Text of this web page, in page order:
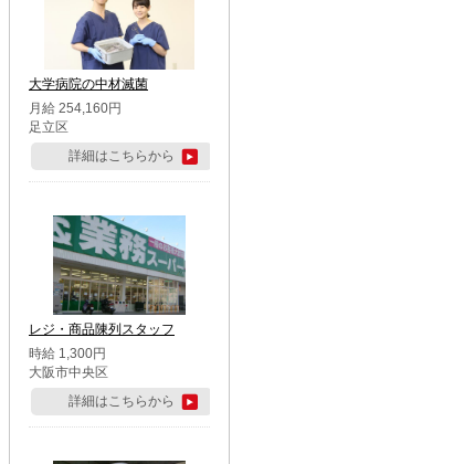
大学病院の中材滅菌
月給 254,160円
足立区
詳細はこちらから
レジ・商品陳列スタッフ
時給 1,300円
大阪市中央区
詳細はこちらから